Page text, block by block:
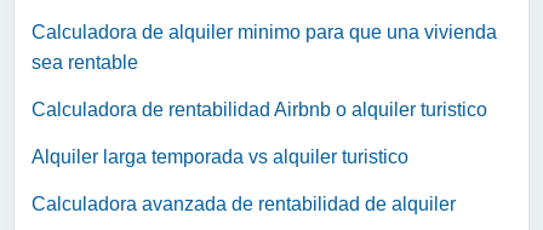
Calculadora de alquiler minimo para que una vivienda
sea rentable
Calculadora de rentabilidad Airbnb o alquiler turistico
Alquiler larga temporada vs alquiler turistico
Calculadora avanzada de rentabilidad de alquiler